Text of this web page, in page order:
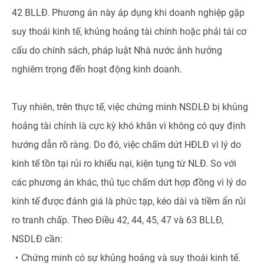
42 BLLĐ. Phương án này áp dụng khi doanh nghiệp gặp
suy thoái kinh tế, khủng hoảng tài chính hoặc phải tái cơ
cấu do chính sách, pháp luật Nhà nước ảnh hưởng
nghiêm trọng đến hoạt động kinh doanh.
Tuy nhiên, trên thực tế, việc chứng minh NSDLĐ bị khủng
hoảng tài chính là cực kỳ khó khăn vì không có quy định
hướng dẫn rõ ràng. Do đó, việc chấm dứt HĐLĐ vì lý do
kinh tế tồn tại rủi ro khiếu nại, kiện tụng từ NLĐ. So với
các phương án khác, thủ tục chấm dứt hợp đồng vì lý do
kinh tế được đánh giá là phức tạp, kéo dài và tiềm ẩn rủi
ro tranh chấp. Theo Điều 42, 44, 45, 47 và 63 BLLĐ,
NSDLĐ cần:
・ Chứng minh có sự khủng hoảng và suy thoái kinh tế.